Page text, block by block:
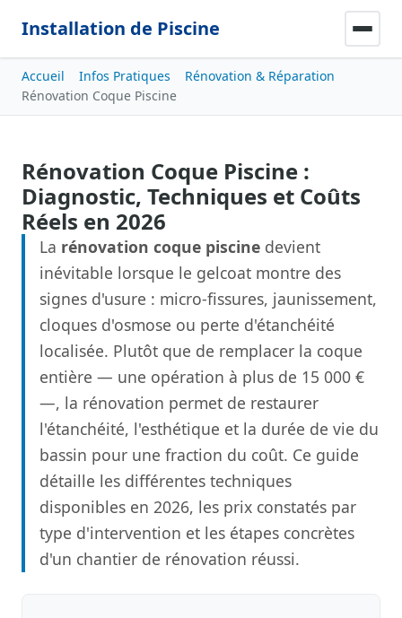
Installation de Piscine
Accueil Infos Pratiques
Rénovation & Réparation
Rénovation Coque Piscine
Rénovation Coque Piscine :
Diagnostic, Techniques et Coûts
Réels en 2026
La rénovation coque piscine devient
inévitable lorsque le gelcoat montre des
signes d'usure : micro-fissures, jaunissement,
cloques d'osmose ou perte d'étanchéité
localisée. Plutôt que de remplacer la coque
entière — une opération à plus de 15 000 €
—, la rénovation permet de restaurer
l'étanchéité, l'esthétique et la durée de vie du
bassin pour une fraction du coût. Ce guide
détaille les différentes techniques
disponibles en 2026, les prix constatés par
type d'intervention et les étapes concrètes
d'un chantier de rénovation réussi.